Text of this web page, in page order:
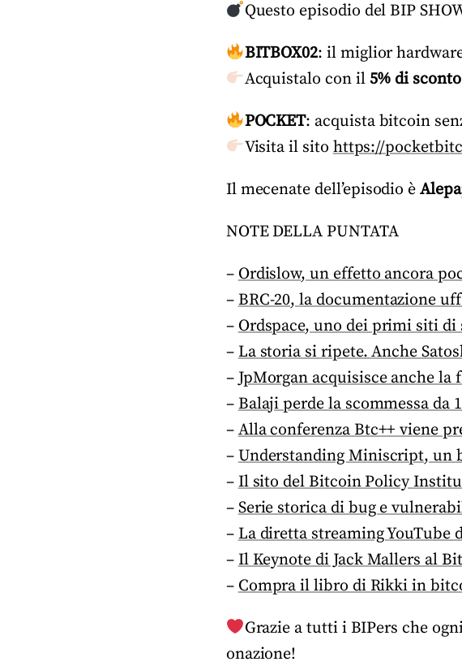
Questo episodio del BIP
BITBOX02: il miglior
Acquistalo con il 5% di
POCKET: acquista bitcoin
Visita il sitohttps://
Il mecenate dell’episodio è
NOTE DELLA PUNTATA
–Ordislow, un effetto ancora
–BRC-20, la documentazione
–Ordspace, uno dei primi siti
–La storia si ripete. Anche
–JpMorgan acquisisce anche
–Balaji perde la scommessa
–Alla conferenza Btc++ viene
–Understanding Miniscript, un
–Il sito del Bitcoin Policy
–Serie storica di bug e
–La diretta streaming
–Il Keynote di Jack Mallers al
–Compra il libro di Rikki in
Grazie a tutti i BIPers che
onazione!